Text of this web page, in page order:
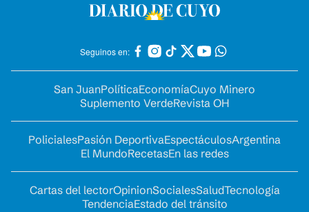
Seguinos en:
San JuanPolíticaEconomíaCuyo Minero
Suplemento VerdeRevista OH
PolicialesPasión DeportivaEspectáculosArgentina
El MundoRecetasEn las redes
Cartas del lectorOpinionSocialesSaludTecnología
TendenciaEstado del tránsito